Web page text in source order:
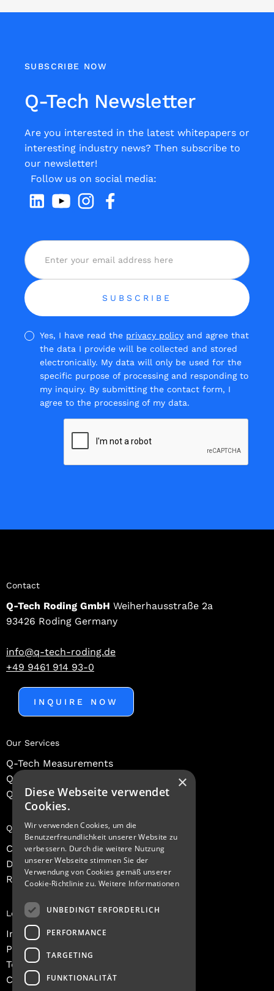
SUBSCRIBE NOW
Q-Tech Newsletter
Are you interested in the latest whitepapers or
interesting industry news? Then subscribe to
our newsletter!
Follow us on social media:
Yes, I have read the privacy policy and agree that
the data I provide will be collected and stored
electronically. My data will only be used for the
specific purpose of processing and responding to
my inquiry. By submitting the contact form, I
agree to the processing of my data.
Contact
Q-Tech Roding GmbH Weiherhausstraße 2a
93426 Roding Germany
info@q-tech-roding.de
+49 9461 914 93-0
INQUIRE NOW
Our Services
Q-Tech Measurements
Q-Tech Consulting
Q-Tech Expert Academy
Quick Links
Contacts
Dashboard Login
Register
Legal Information
Imprint
Privacy Policy
Terms and Conditions
Contact
×
Diese Webseite verwendet
Cookies.
Wir verwenden Cookies, um die
Benutzerfreundlichkeit unserer Website zu
verbessern. Durch die weitere Nutzung
unserer Webseite stimmen Sie der
Verwendung von Cookies gemäß unserer
Cookie-Richtlinie zu. Weitere Informationen
UNBEDINGT ERFORDERLICH
PERFORMANCE
TARGETING
FUNKTIONALITÄT